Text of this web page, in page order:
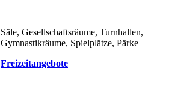
Säle, Gesellschaftsräume, Turnhallen,
Gymnastikräume, Spielplätze, Pärke
Freizeitangebote